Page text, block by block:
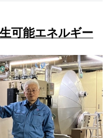
可能エネルギー